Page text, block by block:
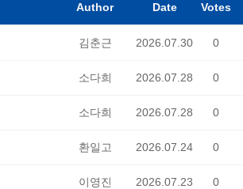
Author Date Votes
김춘근 2026.07.30 0
소다희 2026.07.28 0
소다희 2026.07.28 0
환일고 2026.07.24 0
이영진 2026.07.23 0